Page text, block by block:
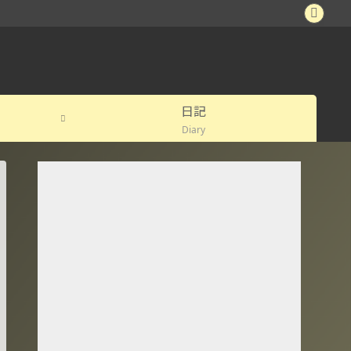
日記
Diary